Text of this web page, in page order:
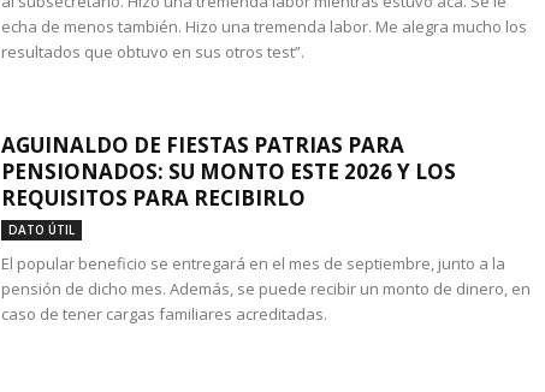
echa de menos también. Hizo una tremenda labor. Me alegra mucho los
resultados que obtuvo en sus otros test”.
AGUINALDO DE FIESTAS PATRIAS PARA
PENSIONADOS: SU MONTO ESTE 2026 Y LOS
REQUISITOS PARA RECIBIRLO
DATO ÚTIL
El popular beneficio se entregará en el mes de septiembre, junto a la
pensión de dicho mes. Además, se puede recibir un monto de dinero, en
caso de tener cargas familiares acreditadas.